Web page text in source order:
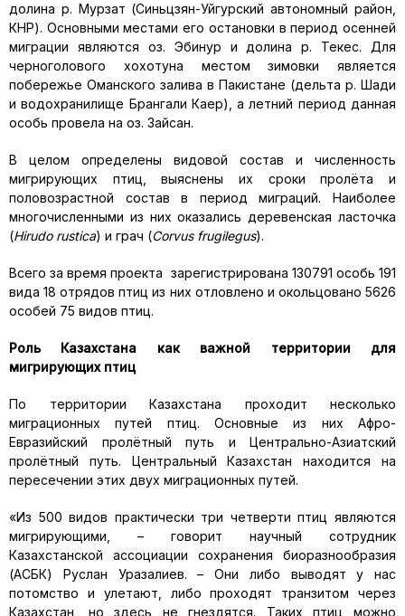
долина р. Мурзат (Синьцзян-Уйгурский автономный район,
КНР). Основными местами его остановки в период осенней
миграции являются оз. Эбинур и долина р. Текес. Для
черноголового хохотуна местом зимовки является
побережье Оманского залива в Пакистане (дельта р. Шади
и водохранилище Брангали Каер), а летний период данная
особь провела на оз. Зайсан.
В целом определены видовой состав и численность
мигрирующих птиц, выяснены их сроки пролёта и
половозрастной состав в период миграций. Наиболее
многочисленными из них оказались деревенская ласточка
(Hirudo rustica) и грач (Corvus frugilegus).
Всего за время проекта зарегистрирована 130791 особь 191
вида 18 отрядов птиц из них отловлено и окольцовано 5626
особей 75 видов птиц.
Роль Казахстана как важной территории для
мигрирующих птиц
По территории Казахстана проходит несколько
миграционных путей птиц. Основные из них Афро-
Евразийский пролётный путь и Центрально-Азиатский
пролётный путь. Центральный Казахстан находится на
пересечении этих двух миграционных путей.
«Из 500 видов практически три четверти птиц являются
мигрирующими, – говорит научный сотрудник
Казахстанской ассоциации сохранения биоразнообразия
(АСБК) Руслан Уразалиев. – Они либо выводят у нас
потомство и улетают, либо проходят транзитом через
Казахстан, но здесь не гнездятся. Таких птиц можно